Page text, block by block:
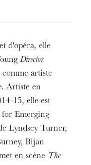
d'opéra, elle
Director
artiste
Artiste en
15, elle est
for Emerging
Lyndsey Turner,
Bijan
en scène The